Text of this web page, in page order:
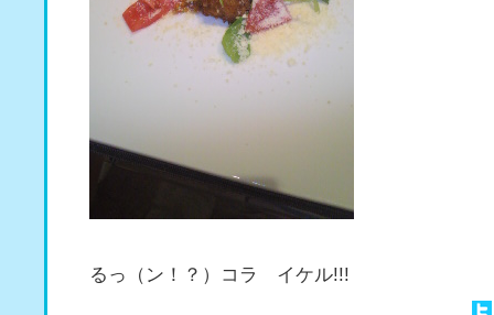
るっ（ン！？）コラ イケル!!!